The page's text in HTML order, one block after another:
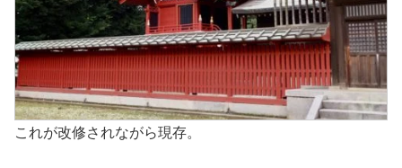
これが改修されながら現存。